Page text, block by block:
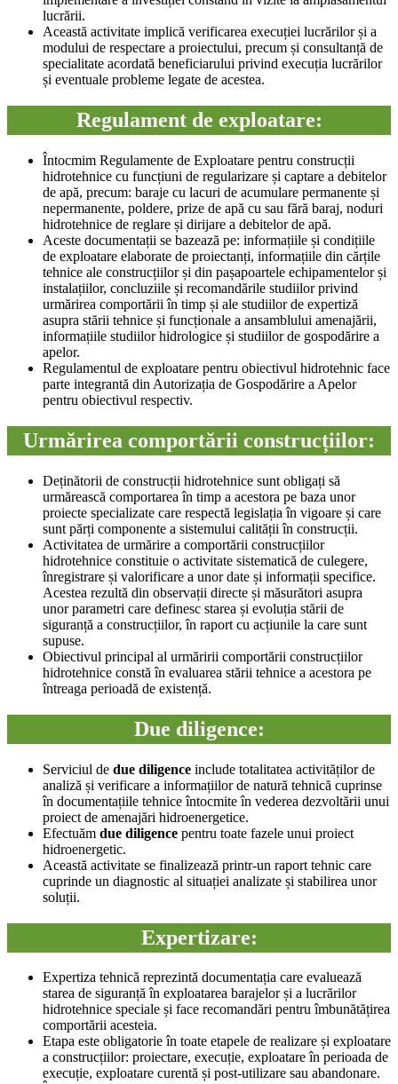
lucrării.
Această activitate implică verificarea execuției lucrărilor și a
modului de respectare a proiectului, precum și consultanță de
specialitate acordată beneficiarului privind execuția lucrărilor
și eventuale probleme legate de acestea.
Regulament de exploatare:
Întocmim Regulamente de Exploatare pentru construcții
hidrotehnice cu funcțiuni de regularizare și captare a debitelor
de apă, precum: baraje cu lacuri de acumulare permanente și
nepermanente, poldere, prize de apă cu sau fără baraj, noduri
hidrotehnice de reglare și dirijare a debitelor de apă.
Aceste documentații se bazează pe: informațiile și condițiile
de exploatare elaborate de proiectanți, informațiile din cărțile
tehnice ale construcțiilor și din pașapoartele echipamentelor și
instalațiilor, concluziile și recomandările studiilor privind
urmărirea comportării în timp și ale studiilor de expertiză
asupra stării tehnice și funcționale a ansamblului amenajării,
informațiile studiilor hidrologice și studiilor de gospodărire a
apelor.
Regulamentul de exploatare pentru obiectivul hidrotehnic face
parte integrantă din Autorizația de Gospodărire a Apelor
pentru obiectivul respectiv.
Urmărirea comportării construcțiilor:
Deținătorii de construcții hidrotehnice sunt obligați să
urmărească comportarea în timp a acestora pe baza unor
proiecte specializate care respectă legislația în vigoare și care
sunt părți componente a sistemului calității în construcții.
Activitatea de urmărire a comportării construcțiilor
hidrotehnice constituie o activitate sistematică de culegere,
înregistrare și valorificare a unor date și informații specifice.
Acestea rezultă din observații directe și măsurători asupra
unor parametri care definesc starea și evoluția stării de
siguranță a construcțiilor, în raport cu acțiunile la care sunt
supuse.
Obiectivul principal al urmăririi comportării construcțiilor
hidrotehnice constă în evaluarea stării tehnice a acestora pe
întreaga perioadă de existență.
Due diligence:
Serviciul de due diligence include totalitatea activităților de
analiză și verificare a informațiilor de natură tehnică cuprinse
în documentațiile tehnice întocmite în vederea dezvoltării unui
proiect de amenajări hidroenergetice.
Efectuăm due diligence pentru toate fazele unui proiect
hidroenergetic.
Această activitate se finalizează printr-un raport tehnic care
cuprinde un diagnostic al situației analizate și stabilirea unor
soluții.
Expertizare:
Expertiza tehnică reprezintă documentația care evaluează
starea de siguranță în exploatarea barajelor și a lucrărilor
hidrotehnice speciale și face recomandări pentru îmbunătățirea
comportării acesteia.
Etapa este obligatorie în toate etapele de realizare și exploatare
a construcțiilor: proiectare, execuție, exploatare în perioada de
execuție, exploatare curentă și post-utilizare sau abandonare.